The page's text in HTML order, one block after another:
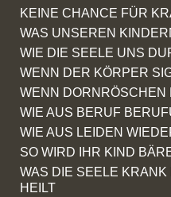
KEINE CHANCE FÜR
WAS UNSEREN
WIE DIE SEELE UNS
WENN DER KÖRPER
WENN DORNRÖSCHEN
WIE AUS BERUF
WIE AUS LEIDEN
SO WIRD IHR KIND
WAS DIE SEELE
HEILT